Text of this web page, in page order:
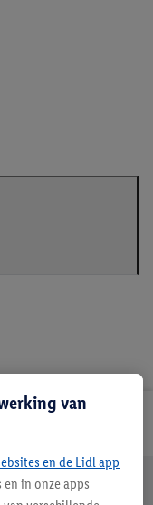
klant
30 dagen bedenktijd
van
en de Lidl app
in onze apps